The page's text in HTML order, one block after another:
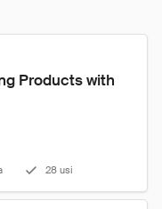
Products with
28 usi